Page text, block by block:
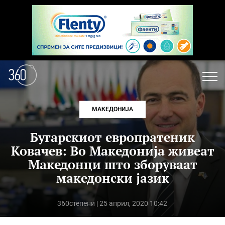
МАКЕДОНИЈА
Бугарскиот европратеник
Ковачев: Во Македонија живеат
Македонци што зборуваат
македонски јазик
360степени | 25 април, 2020 10:42